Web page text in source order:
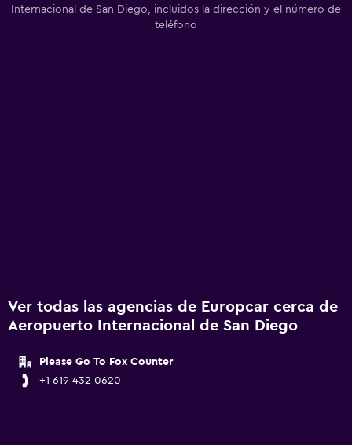
Internacional de San Diego, incluidos la dirección y el número de
teléfono
Ver todas las agencias de Europcar cerca de
Aeropuerto Internacional de San Diego
Please Go To Fox Counter
+1 619 432 0620